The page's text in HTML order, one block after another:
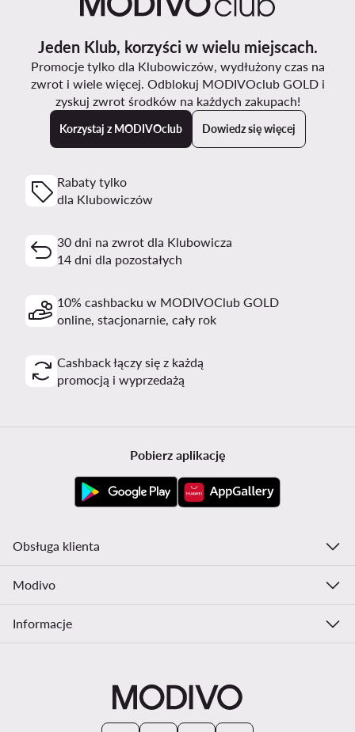
Jeden Klub, korzyści w wielu miejscach.
Promocje tylko dla Klubowiczów, wydłużony czas na
zwrot i wiele więcej. Odblokuj MODIVOclub GOLD i
zyskuj zwrot środków na każdych zakupach!
Korzystaj z MODIVOclub Dowiedz się więcej
Rabaty tylko
dla Klubowiczów
30 dni na zwrot dla Klubowicza
14 dni dla pozostałych
10% cashbacku w MODIVOClub GOLD
online, stacjonarnie, cały rok
Cashback łączy się z każdą
promocją i wyprzedażą
Pobierz aplikację
Obsługa klienta
Modivo
Informacje